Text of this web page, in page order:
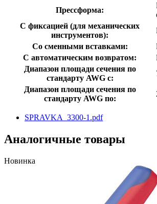
Прессформа:
С фиксацией (для механических
инструментов):
Со сменными вставками:
С автоматическим возвратом:
Диапазон площади сечения по
стандарту AWG с:
Диапазон площади сечения по
стандарту AWG по:
SPRAVKA_3300-1.pdf
Аналогичные товары
Новинка